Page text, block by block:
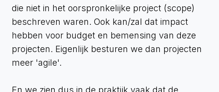
die niet in het oorspronkelijke project (scope)
beschreven waren. Ook kan/zal dat impact
hebben voor budget en bemensing van deze
projecten. Eigenlijk besturen we dan projecten
meer 'agile'.
En we zien dus in de praktijk vaak dat de